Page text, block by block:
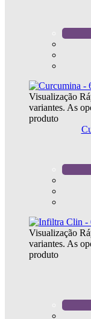
Visualização
variantes. As
produto
Visualização
variantes. As
produto